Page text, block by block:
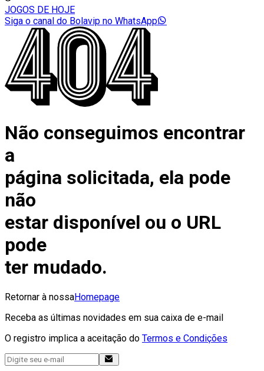
JOGOS DE HOJE
Siga o canal do Bolavip no WhatsApp
Não conseguimos encontrar
a
página solicitada, ela pode
não
estar disponível ou o URL
pode
ter mudado.
Retornar à nossaHomepage
Receba as últimas novidades em sua caixa de e-mail
O registro implica a aceitação do Termos e Condições